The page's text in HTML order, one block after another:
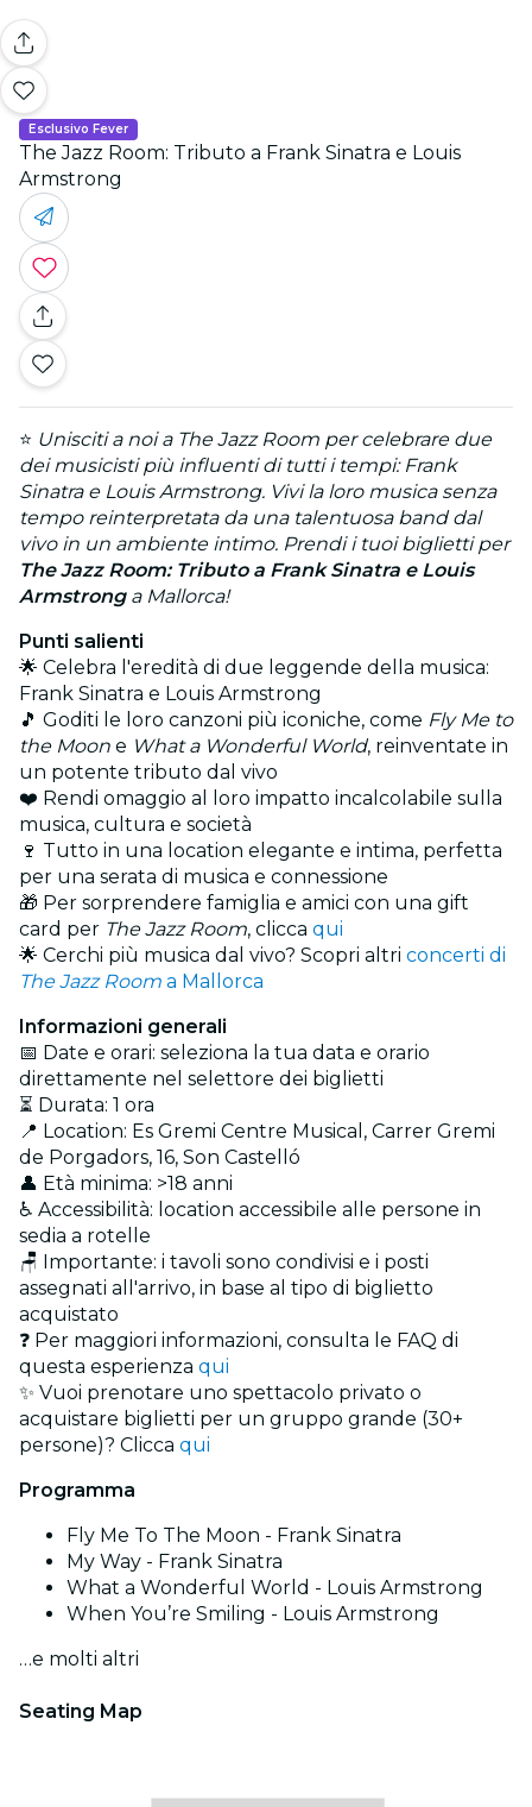
Esclusivo Fever
The Jazz Room: Tributo a Frank Sinatra e Louis
Armstrong
⭐ Unisciti a noi a The Jazz Room per celebrare due
dei musicisti più influenti di tutti i tempi: Frank
Sinatra e Louis Armstrong. Vivi la loro musica senza
tempo reinterpretata da una talentuosa band dal
vivo in un ambiente intimo. Prendi i tuoi biglietti per
The Jazz Room: Tributo a Frank Sinatra e Louis
Armstronga Mallorca!
Punti salienti
🌟 Celebra l'eredità di due leggende della musica:
Frank Sinatra e Louis Armstrong
🎵 Goditi le loro canzoni più iconiche, come Fly Me to
the Moon e What a Wonderful World, reinventate in
un potente tributo dal vivo
❤️ Rendi omaggio al loro impatto incalcolabile sulla
musica, cultura e società
🍷 Tutto in una location elegante e intima, perfetta
per una serata di musica e connessione
🎁 Per sorprendere famiglia e amici con una gift
card per The Jazz Room, clicca qui
🌟 Cerchi più musica dal vivo? Scopri altri concerti di
The Jazz Room a Mallorca
Informazioni generali
📅 Date e orari: seleziona la tua data e orario
direttamente nel selettore dei biglietti
⏳ Durata: 1 ora
📍 Location: Es Gremi Centre Musical, Carrer Gremi
de Porgadors, 16, Son Castelló
👤 Età minima: >18 anni
♿ Accessibilità: location accessibile alle persone in
sedia a rotelle
🪑 Importante: i tavoli sono condivisi e i posti
assegnati all'arrivo, in base al tipo di biglietto
acquistato
❓ Per maggiori informazioni, consulta le FAQ di
questa esperienza qui
✨ Vuoi prenotare uno spettacolo privato o
acquistare biglietti per un gruppo grande (30+
persone)? Clicca qui
Programma
Fly Me To The Moon - Frank Sinatra
My Way - Frank Sinatra
What a Wonderful World - Louis Armstrong
When You’re Smiling - Louis Armstrong
…e molti altri
Seating Map